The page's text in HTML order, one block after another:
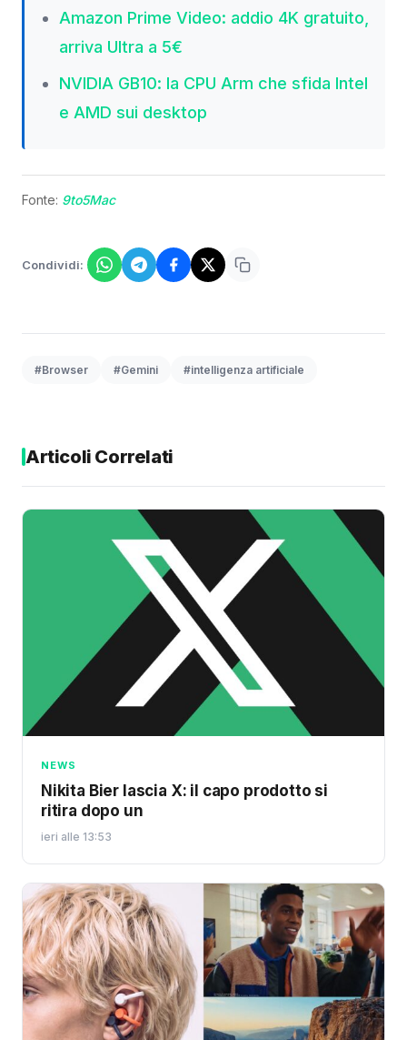
Amazon Prime Video: addio 4K gratuito,
arriva Ultra a 5€
NVIDIA GB10: la CPU Arm che sfida Intel
e AMD sui desktop
Fonte: 9to5Mac
Condividi:
#Browser #Gemini #intelligenza artificiale
Articoli Correlati
NEWS
Nikita Bier lascia X: il capo prodotto si
ritira dopo un
ieri alle 13:53